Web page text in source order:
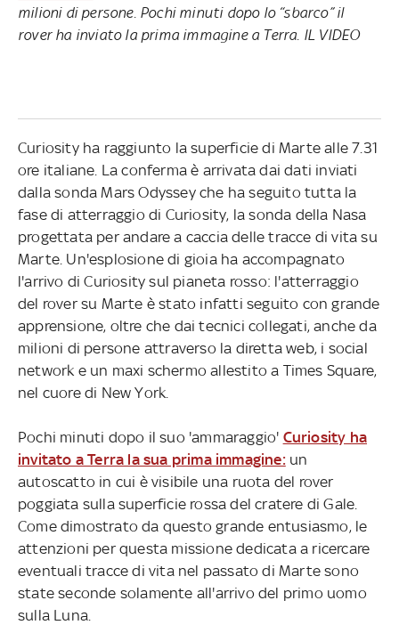
milioni di persone. Pochi minuti dopo lo “sbarco” il
rover ha inviato la prima immagine a Terra. IL VIDEO
Curiosity ha raggiunto la superficie di Marte alle 7.31
ore italiane. La conferma è arrivata dai dati inviati
dalla sonda Mars Odyssey che ha seguito tutta la
fase di atterraggio di Curiosity, la sonda della Nasa
progettata per andare a caccia delle tracce di vita su
Marte. Un'esplosione di gioia ha accompagnato
l'arrivo di Curiosity sul pianeta rosso: l'atterraggio
del rover su Marte è stato infatti seguito con grande
apprensione, oltre che dai tecnici collegati, anche da
milioni di persone attraverso la diretta web, i social
network e un maxi schermo allestito a Times Square,
nel cuore di New York.
Pochi minuti dopo il suo 'ammaraggio' Curiosity ha
invitato a Terra la sua prima immagine:un
autoscatto in cui è visibile una ruota del rover
poggiata sulla superficie rossa del cratere di Gale.
Come dimostrato da questo grande entusiasmo, le
attenzioni per questa missione dedicata a ricercare
eventuali tracce di vita nel passato di Marte sono
state seconde solamente all'arrivo del primo uomo
sulla Luna.